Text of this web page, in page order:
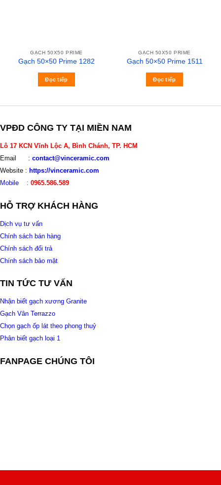
GẠCH 50X50 PRIME
Gạch 50×50 Prime 1282
Đọc tiếp
GẠCH 50X50 PRIME
Gạch 50×50 Prime 1511
Đọc tiếp
VPĐD CÔNG TY TẠI MIỀN NAM
Lô 17 KCN Vĩnh Lộc A, Bình Chánh, TP. HCM
Email : contact@vinceramic.com
Website : https://vinceramic.com
Mobile : 0965.586.589
HỖ TRỢ KHÁCH HÀNG
Dịch vụ tư vấn
Chính sách bán hàng
Chính sách đổi trả
Chính sách bảo mật
TIN TỨC TƯ VẤN
Nhận biết gạch xương Granite
Gạch Vân Terrazzo
Chọn gạch ốp lát theo phong thuỷ
Phân biết gạch loại 1
FANPAGE CHÚNG TÔI